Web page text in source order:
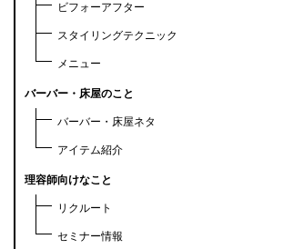
ビフォーアフター
スタイリングテクニック
メニュー
バーバー・床屋のこと
バーバー・床屋ネタ
アイテム紹介
理容師向けなこと
リクルート
セミナー情報